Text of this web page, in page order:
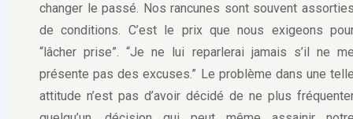
changer le passé. Nos rancunes sont souvent
de conditions. C’est le prix que nous exigeons
“lâcher prise”. “Je ne lui reparlerai jamais s’il ne
présente pas des excuses.” Le problème dans une
attitude n’est pas d’avoir décidé de ne plus